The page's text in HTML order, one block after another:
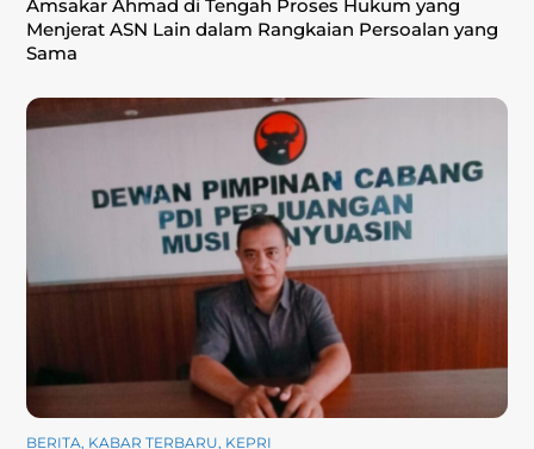
Amsakar Ahmad di Tengah Proses Hukum yang
Menjerat ASN Lain dalam Rangkaian Persoalan yang
Sama
BERITA, KABAR TERBARU, KEPRI